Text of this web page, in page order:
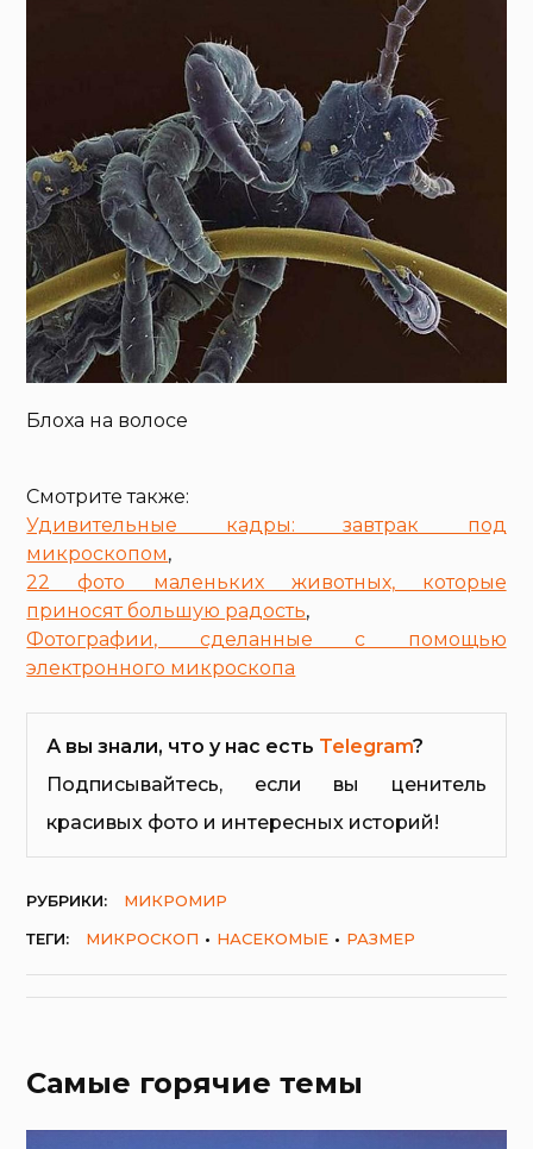
Блоха на волосе
Смотрите также:
Удивительные кадры: завтрак под
микроскопом,
22 фото маленьких животных, которые
приносят большую радость,
Фотографии, сделанные с помощью
электронного микроскопа
А вы знали, что у нас есть Telegram?
Подписывайтесь, если вы ценитель
красивых фото и интересных историй!
РУБРИКИ:
МИКРОМИР
ТЕГИ:
МИКРОСКОП НАСЕКОМЫЕ РАЗМЕР
Самые горячие темы